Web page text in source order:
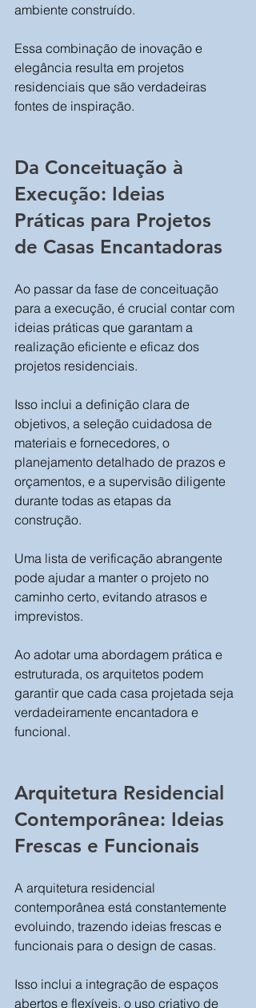
ambiente construído.
Essa combinação de inovação e
elegância resulta em projetos
residenciais que são verdadeiras
fontes de inspiração.
Da Conceituação à
Execução: Ideias
Práticas para Projetos
de Casas Encantadoras
Ao passar da fase de conceituação
para a execução, é crucial contar com
ideias práticas que garantam a
realização eficiente e eficaz dos
projetos residenciais.
Isso inclui a definição clara de
objetivos, a seleção cuidadosa de
materiais e fornecedores, o
planejamento detalhado de prazos e
orçamentos, e a supervisão diligente
durante todas as etapas da
construção.
Uma lista de verificação abrangente
pode ajudar a manter o projeto no
caminho certo, evitando atrasos e
imprevistos.
Ao adotar uma abordagem prática e
estruturada, os arquitetos podem
garantir que cada casa projetada seja
verdadeiramente encantadora e
funcional.
Arquitetura Residencial
Contemporânea: Ideias
Frescas e Funcionais
A arquitetura residencial
contemporânea está constantemente
evoluindo, trazendo ideias frescas e
funcionais para o design de casas.
Isso inclui a integração de espaços
abertos e flexíveis, o uso criativo de